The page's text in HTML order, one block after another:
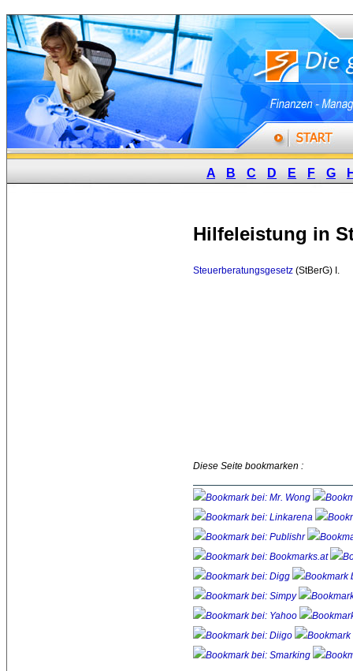
A B C D E F G
Hilfeleistung in
Steuerberatungsgesetz (StBerG) I.
Diese Seite bookmarken :